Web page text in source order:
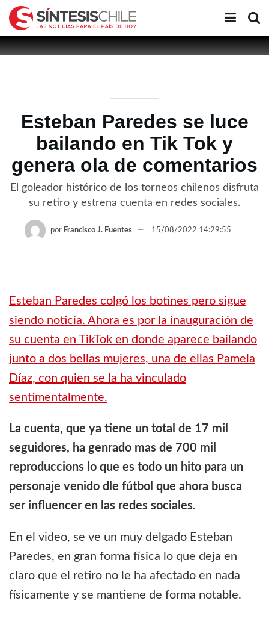
Esteban Paredes se luce
bailando en Tik Tok y
genera ola de comentarios
El goleador histórico de los torneos chilenos disfruta
su retiro y estrena cuenta en redes sociales.
por Francisco J. Fuentes 15/08/2022 14:29:55
Esteban Paredes colgó los botines pero sigue
siendo noticia. Ahora es por la inauguración de
su cuenta en TikTok en donde aparece bailando
junto a dos bellas mujeres, una de ellas Pamela
Díaz, con quien se la ha vinculado
sentimentalmente.
La cuenta, que ya tiene un total de 17 mil
seguidores, ha genrado mas de 700 mil
reproduccions lo que es todo un hito para un
personaje venido dle fútbol que ahora busca
ser influencer en las redes sociales.
En el video, se ve un muy delgado Esteban
Paredes, en gran forma física lo que deja en
claro que el retiro no le ha afectado en nada
físicamente y se mantiene de forma notable.